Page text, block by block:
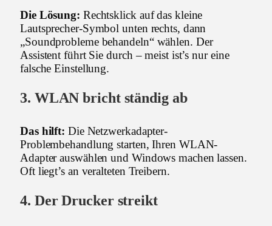
Die Lösung: Rechtsklick auf das kleine
Lautsprecher-Symbol unten rechts, dann
„Soundprobleme behandeln“ wählen. Der
Assistent führt Sie durch – meist ist’s nur eine
falsche Einstellung.
3. WLAN bricht ständig ab
Das hilft: Die Netzwerkadapter-
Problembehandlung starten, Ihren WLAN-
Adapter auswählen und Windows machen lassen.
Oft liegt’s an veralteten Treibern.
4. Der Drucker streikt